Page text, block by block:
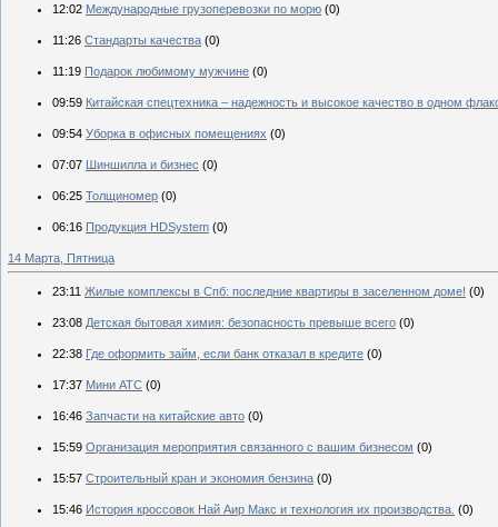
12:02 Международные грузоперевозки по морю (0)
11:26 Стандарты качества (0)
11:19 Подарок любимому мужчине (0)
09:59 Китайская спецтехника – надежность и высокое качество в одном
09:54 Уборка в офисных помещениях (0)
07:07 Шиншилла и бизнес (0)
06:25 Толщиномер (0)
06:16 Продукция HDSystem (0)
14 Марта, Пятница
23:11 Жилые комплексы в Спб: последние квартиры в заселенном доме! (0)
23:08 Детская бытовая химия: безопасность превыше всего (0)
22:38 Где оформить займ, если банк отказал в кредите (0)
17:37 Мини АТС (0)
16:46 Запчасти на китайские авто (0)
15:59 Организация мероприятия связанного с вашим бизнесом (0)
15:57 Строительный кран и экономия бензина (0)
15:46 История кроссовок Най Аир Макс и технология их производства. (0)